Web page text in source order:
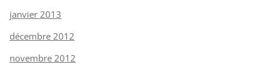
janvier 2013
décembre 2012
novembre 2012